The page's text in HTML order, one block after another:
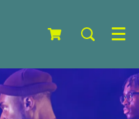
Menu